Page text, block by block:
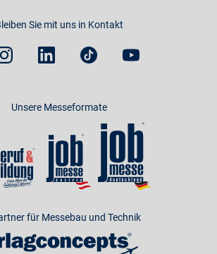
Sie mit uns in Kontakt
Unsere Messeformate
für Messebau und Technik